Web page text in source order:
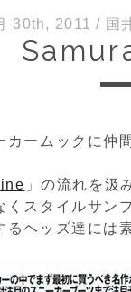
30th, 2011 / 国
ームックに仲
」の流れを汲
くスタイルサン
ヘッズ達には